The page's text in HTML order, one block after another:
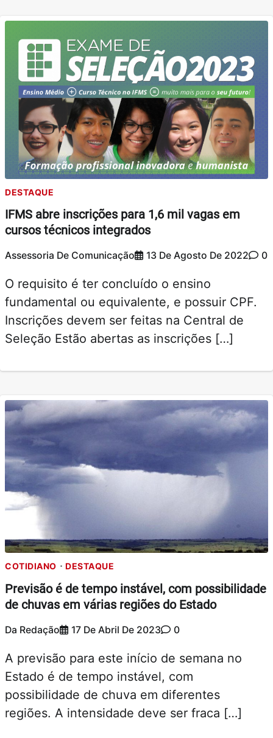
DESTAQUE
IFMS abre inscrições para 1,6 mil vagas em
cursos técnicos integrados
Assessoria De Comunicação 13 De Agosto De 2022 0
O requisito é ter concluído o ensino
fundamental ou equivalente, e possuir CPF.
Inscrições devem ser feitas na Central de
Seleção Estão abertas as inscrições […]
COTIDIANO DESTAQUE
Previsão é de tempo instável, com possibilidade
de chuvas em várias regiões do Estado
Da Redação 17 De Abril De 2023 0
A previsão para este início de semana no
Estado é de tempo instável, com
possibilidade de chuva em diferentes
regiões. A intensidade deve ser fraca […]